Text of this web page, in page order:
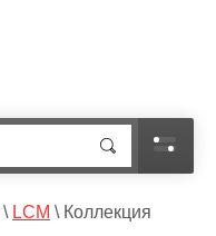
\ LCM \ Коллекция